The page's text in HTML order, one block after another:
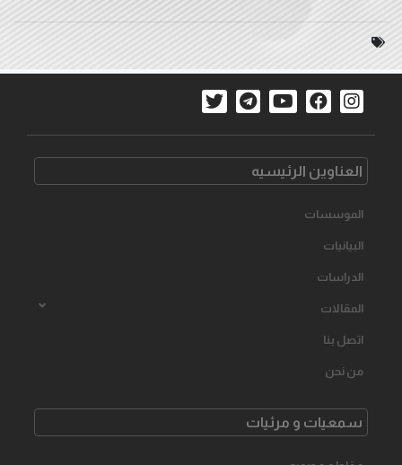
العناوین الرئیسیه
الموسسات
البیانیات
الدراسات
المقالات
اتصل بنا
من نحن
سمعیات و مرئیات